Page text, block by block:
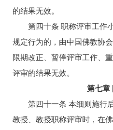
的结果无效。
第四十条 职称评审工作小
规定行为的，由中国佛教协
限期改正、暂停评审工作、
评审的结果无效。
第七章
第四十一条 本细则施行后
教授、教授职称评审时，在